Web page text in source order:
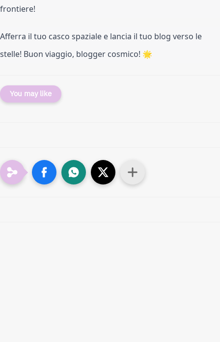
frontiere!
Afferra il tuo casco spaziale e lancia il tuo blog verso le
stelle! Buon viaggio, blogger cosmico! 🌟
You may like